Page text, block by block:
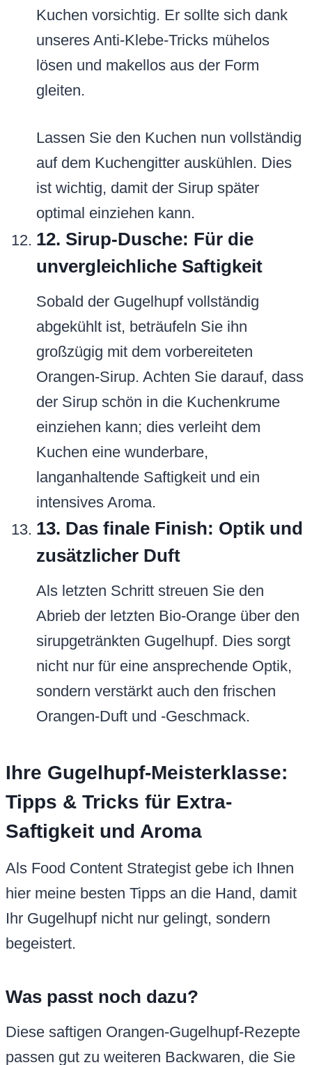
Kuchen vorsichtig. Er sollte sich dank
unseres Anti-Klebe-Tricks mühelos
lösen und makellos aus der Form
gleiten.
Lassen Sie den Kuchen nun vollständig
auf dem Kuchengitter auskühlen. Dies
ist wichtig, damit der Sirup später
optimal einziehen kann.
12. Sirup-Dusche: Für die
unvergleichliche Saftigkeit
Sobald der Gugelhupf vollständig
abgekühlt ist, beträufeln Sie ihn
großzügig mit dem vorbereiteten
Orangen-Sirup. Achten Sie darauf, dass
der Sirup schön in die Kuchenkrume
einziehen kann; dies verleiht dem
Kuchen eine wunderbare,
langanhaltende Saftigkeit und ein
intensives Aroma.
13. Das finale Finish: Optik und
zusätzlicher Duft
Als letzten Schritt streuen Sie den
Abrieb der letzten Bio-Orange über den
sirupgetränkten Gugelhupf. Dies sorgt
nicht nur für eine ansprechende Optik,
sondern verstärkt auch den frischen
Orangen-Duft und -Geschmack.
Ihre Gugelhupf-Meisterklasse:
Tipps & Tricks für Extra-
Saftigkeit und Aroma
Als Food Content Strategist gebe ich Ihnen
hier meine besten Tipps an die Hand, damit
Ihr Gugelhupf nicht nur gelingt, sondern
begeistert.
Was passt noch dazu?
Diese saftigen Orangen-Gugelhupf-Rezepte
passen gut zu weiteren Backwaren, die Sie